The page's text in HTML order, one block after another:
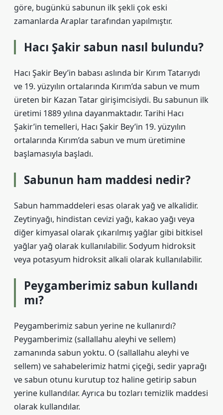
göre, bugünkü sabunun ilk şekli çok eski
zamanlarda Araplar tarafından yapılmıştır.
Hacı Şakir sabun nasıl bulundu?
Hacı Şakir Bey’in babası aslında bir Kırım Tatarıydı
ve 19. yüzyılın ortalarında Kırım’da sabun ve mum
üreten bir Kazan Tatar girişimcisiydi. Bu sabunun ilk
üretimi 1889 yılına dayanmaktadır. Tarihi Hacı
Şakir’in temelleri, Hacı Şakir Bey’in 19. yüzyılın
ortalarında Kırım’da sabun ve mum üretimine
başlamasıyla başladı.
Sabunun ham maddesi nedir?
Sabun hammaddeleri esas olarak yağ ve alkalidir.
Zeytinyağı, hindistan cevizi yağı, kakao yağı veya
diğer kimyasal olarak çıkarılmış yağlar gibi bitkisel
yağlar yağ olarak kullanılabilir. Sodyum hidroksit
veya potasyum hidroksit alkali olarak kullanılabilir.
Peygamberimiz sabun kullandı
mı?
Peygamberimiz sabun yerine ne kullanırdı?
Peygamberimiz (sallallahu aleyhi ve sellem)
zamanında sabun yoktu. O (sallallahu aleyhi ve
sellem) ve sahabelerimiz hatmi çiçeği, sedir yaprağı
ve sabun otunu kurutup toz haline getirip sabun
yerine kullandılar. Ayrıca bu tozları temizlik maddesi
olarak kullandılar.